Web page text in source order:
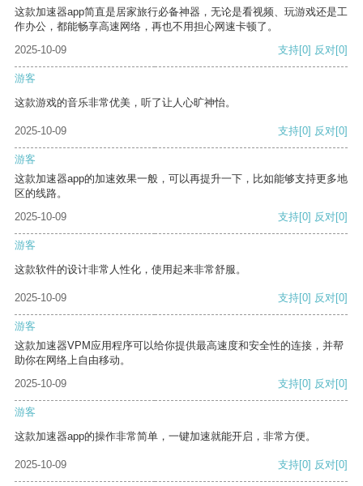
这款加速器app简直是居家旅行必备神器，无论是看视频、玩游戏还是工
作办公，都能畅享高速网络，再也不用担心网速卡顿了。
2025-10-09
支持[0] 反对[0]
游客
这款游戏的音乐非常优美，听了让人心旷神怡。
2025-10-09 支持[0] 反对[0]
游客
这款加速器app的加速效果一般，可以再提升一下，比如能够支持更多地
区的线路。
2025-10-09
支持[0] 反对[0]
游客
这款软件的设计非常人性化，使用起来非常舒服。
2025-10-09 支持[0] 反对[0]
游客
这款加速器VPM应用程序可以给你提供最高速度和安全性的连接，并帮
助你在网络上自由移动。
2025-10-09
支持[0] 反对[0]
游客
这款加速器app的操作非常简单，一键加速就能开启，非常方便。
2025-10-09 支持[0] 反对[0]